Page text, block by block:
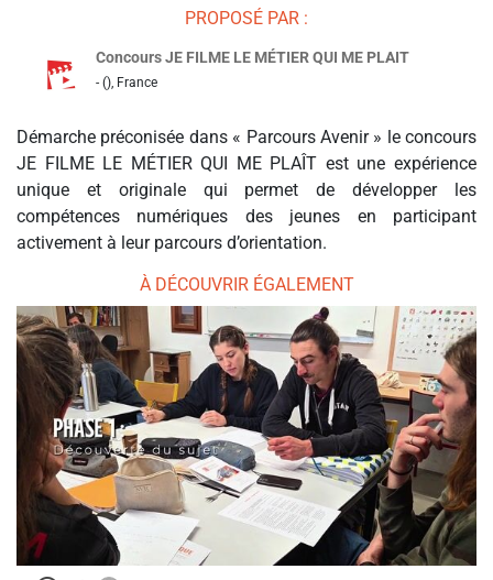
PROPOSÉ PAR :
Concours JE FILME LE MÉTIER QUI ME PLAIT
- (), France
Démarche préconisée dans « Parcours Avenir » le concours
JE FILME LE MÉTIER QUI ME PLAÎT est une expérience
unique et originale qui permet de développer les
compétences numériques des jeunes en participant
activement à leur parcours d’orientation.
À DÉCOUVRIR ÉGALEMENT